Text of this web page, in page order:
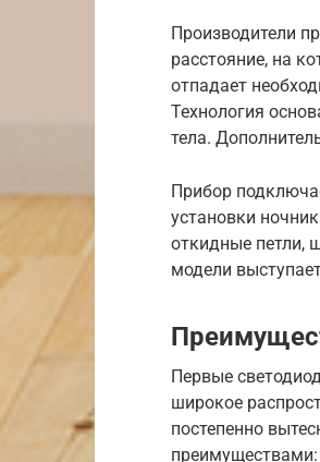
Производители
расстояние, на
отпадает
Технология
тела.
Прибор
установки
откидные петли,
модели
Первые
широкое
постепенно
преимуществами: